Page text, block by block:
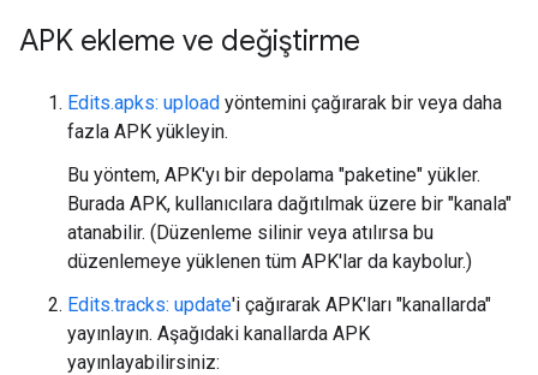
APK ekleme ve değiştirme
Edits.apks: upload yöntemini çağırarak bir veya daha
fazla APK yükleyin.
Bu yöntem, APK'yı bir depolama "paketine" yükler.
Burada APK, kullanıcılara dağıtılmak üzere bir "kanala"
atanabilir. (Düzenleme silinir veya atılırsa bu
düzenlemeye yüklenen tüm APK'lar da kaybolur.)
Edits.tracks: update'i çağırarak APK'ları "kanallarda"
yayınlayın. Aşağıdaki kanallarda APK
yayınlayabilirsiniz: